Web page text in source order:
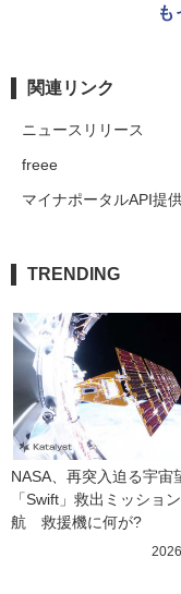
も
関連リンク
ニュースリリース
freee
マイナポータルAPI提
TRENDING
NASA、再突入迫る宇宙
「Swift」救出ミッショ
航　救援機に何が?